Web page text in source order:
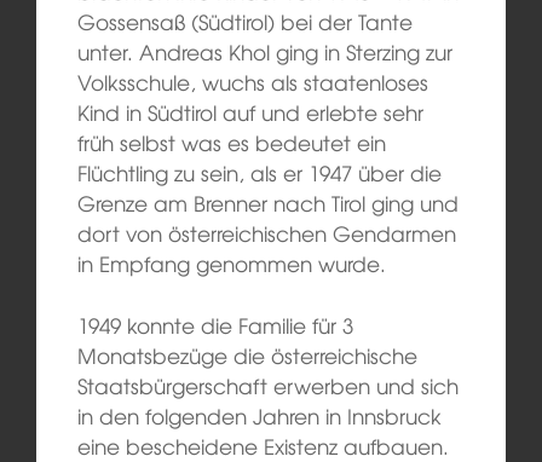
Gossensaß (Südtirol) bei der Tante
unter. Andreas Khol ging in Sterzing zur
Volksschule, wuchs als staatenloses
Kind in Südtirol auf und erlebte sehr
früh selbst was es bedeutet ein
Flüchtling zu sein, als er 1947 über die
Grenze am Brenner nach Tirol ging und
dort von österreichischen Gendarmen
in Empfang genommen wurde.
1949 konnte die Familie für 3
Monatsbezüge die österreichische
Staatsbürgerschaft erwerben und sich
in den folgenden Jahren in Innsbruck
eine bescheidene Existenz aufbauen.